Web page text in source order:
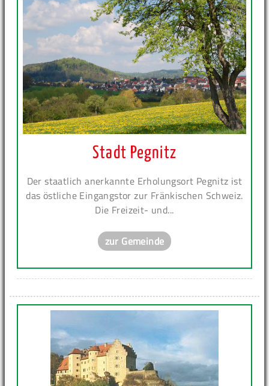
Stadt Pegnitz
Der staatlich anerkannte Erholungsort Pegnitz ist
das östliche Eingangstor zur Fränkischen Schweiz.
Die Freizeit- und...
zur Gemeinde